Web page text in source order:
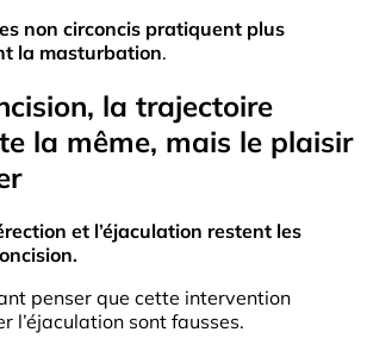
non circoncis pratiquent plus
la masturbation.
la trajectoire
la même, mais le plaisir
et l’éjaculation restent les
penser que cette intervention
l’éjaculation sont fausses.